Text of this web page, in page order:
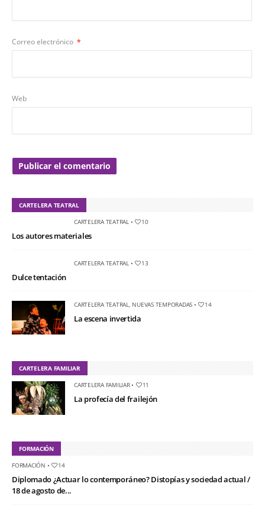
Correo electrónico *
Web
CARTELERA TEATRAL
CARTELERA TEATRAL• 10
Los autores materiales
CARTELERA TEATRAL• 13
Dulce tentación
CARTELERA TEATRAL, NUEVAS TEMPORADAS • 14
La escena invertida
CARTELERA FAMILIAR
CARTELERA FAMILIAR• 11
La profecía del frailejón
FORMACIÓN
FORMACIÓN • 14
Diplomado ¿Actuar lo contemporáneo? Distopías y sociedad actual /
18 de agosto de...